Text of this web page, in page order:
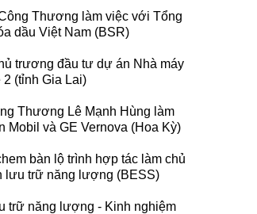
Thương làm việc với Tổng
dầu Việt Nam (BSR)
trương đầu tư dự án Nhà máy
(tỉnh Gia Lai)
Thương Lê Mạnh Hùng làm
Mobil và GE Vernova (Hoa Kỳ)
bàn lộ trình hợp tác làm chủ
lưu trữ năng lượng (BESS)
trữ năng lượng - Kinh nghiệm